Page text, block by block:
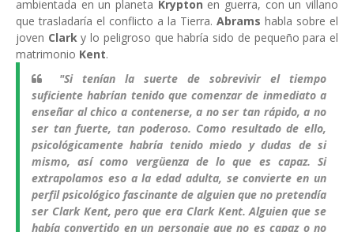
ambientada en un planeta Krypton en guerra, con un villano
que trasladaría el conflicto a la Tierra. Abrams habla sobre el
joven Clarky lo peligroso que habría sido de pequeño para el
matrimonio Kent.
"Si tenían la suerte de sobrevivir el tiempo
suficiente habrían tenido que comenzar de inmediato a
enseñar al chico a contenerse, a no ser tan rápido, a no
ser tan fuerte, tan poderoso. Como resultado de ello,
psicológicamente habría tenido miedo y dudas de si
mismo, así como vergüenza de lo que es capaz. Si
extrapolamos eso a la edad adulta, se convierte en un
perfil psicológico fascinante de alguien que no pretendía
ser Clark Kent, pero que era Clark Kent. Alguien que se
había convertido en un personaje que no es capaz o no